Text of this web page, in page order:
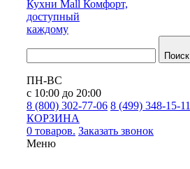
Кухни Mall Комфорт,
доступный
каждому
Поиск
ПН-ВС
с 10:00 до 20:00
8 (800) 302-77-06 8 (499) 348-15-11
КОРЗИНА
0 товаров. Заказать звонок
Меню